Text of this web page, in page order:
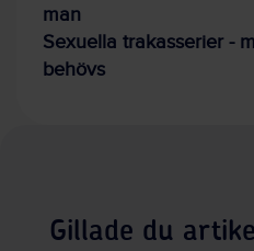
man
Sexuella trakasserier -
behövs
Gillade du